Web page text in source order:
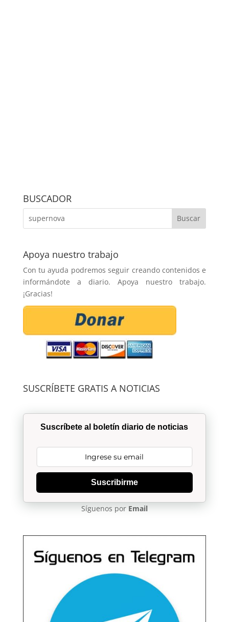
BUSCADOR
Apoya nuestro trabajo
Con tu ayuda podremos seguir creando contenidos e
informándote a diario. Apoya nuestro trabajo.
¡Gracias!
SUSCRÍBETE GRATIS A NOTICIAS
Suscríbete al boletín diario de noticias
Suscribirme
Síguenos por Email